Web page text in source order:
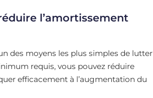
l’amortissement
des moyens les plus simples de lutter
requis, vous pouvez réduire
efficacement à l’augmentation du